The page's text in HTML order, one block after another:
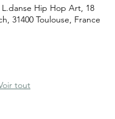
L.danse Hip Hop Art, 18
31400 Toulouse, France
tout